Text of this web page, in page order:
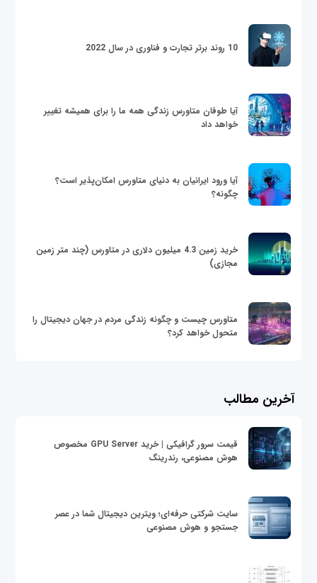
10 روند برتر تجارت و فناوری در سال 2022
آیا طوفان متاورس زندگی همه ما را برای همیشه تغییر
خواهد داد
آیا ورود ایرانیان به دنیای متاورس امکان‌پذیر است؟
چگونه؟
خرید زمین 4.3 میلیون دلاری در متاورس (چند متر زمین
مجازی)
متاورس چیست و چگونه زندگی مردم در جهان دیجیتال را
متحول خواهد کرد؟
آخرین مطالب
قیمت سرور گرافیکی | خرید GPU Server مخصوص
هوش مصنوعی، رندرینگ
سایت شرکتی حرفه‌ای؛ ویترین دیجیتال شما در عصر
جستجو و هوش مصنوعی